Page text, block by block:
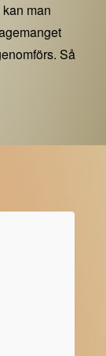
man
Så